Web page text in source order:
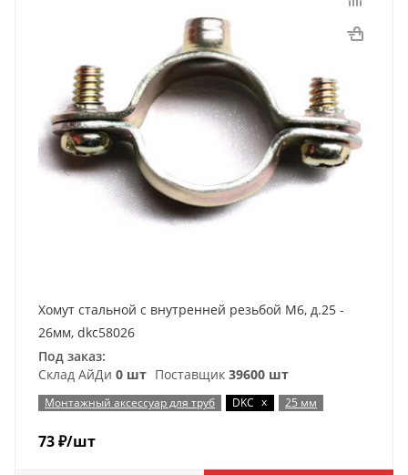
Хомут стальной с внутренней резьбой М6, д.25 -
26мм, dkc58026
Под заказ:
Склад АйДи 0 шт Поставщик 39600 шт
Монтажный аксессуар для труб DKC x 25 мм
73₽/шт